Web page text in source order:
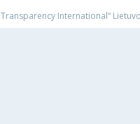
International“